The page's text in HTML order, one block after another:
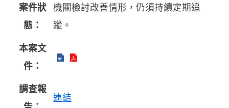
案件狀
態：
機關檢討改善情形，仍須持續定期追
蹤。
本案文
件：
調查報
連結